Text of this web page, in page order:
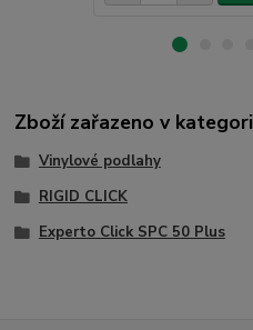
Zboží zařazeno v
Vinylové podlahy
RIGID CLICK
Experto Click SPC 50 Plus